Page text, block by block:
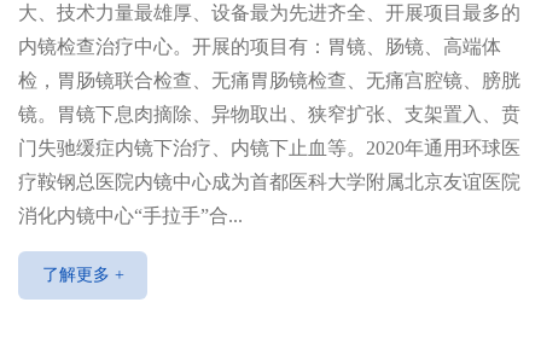
大、技术力量最雄厚、设备最为先进齐全、开展项目最多的
内镜检查治疗中心。开展的项目有：胃镜、肠镜、高端体
检，胃肠镜联合检查、无痛胃肠镜检查、无痛宫腔镜、膀胱
镜。胃镜下息肉摘除、异物取出、狭窄扩张、支架置入、贲
门失驰缓症内镜下治疗、内镜下止血等。2020年通用环球医
疗鞍钢总医院内镜中心成为首都医科大学附属北京友谊医院
消化内镜中心“手拉手”合...
了解更多 +